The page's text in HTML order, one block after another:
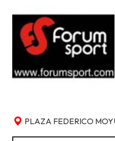
PLAZA FEDERICO